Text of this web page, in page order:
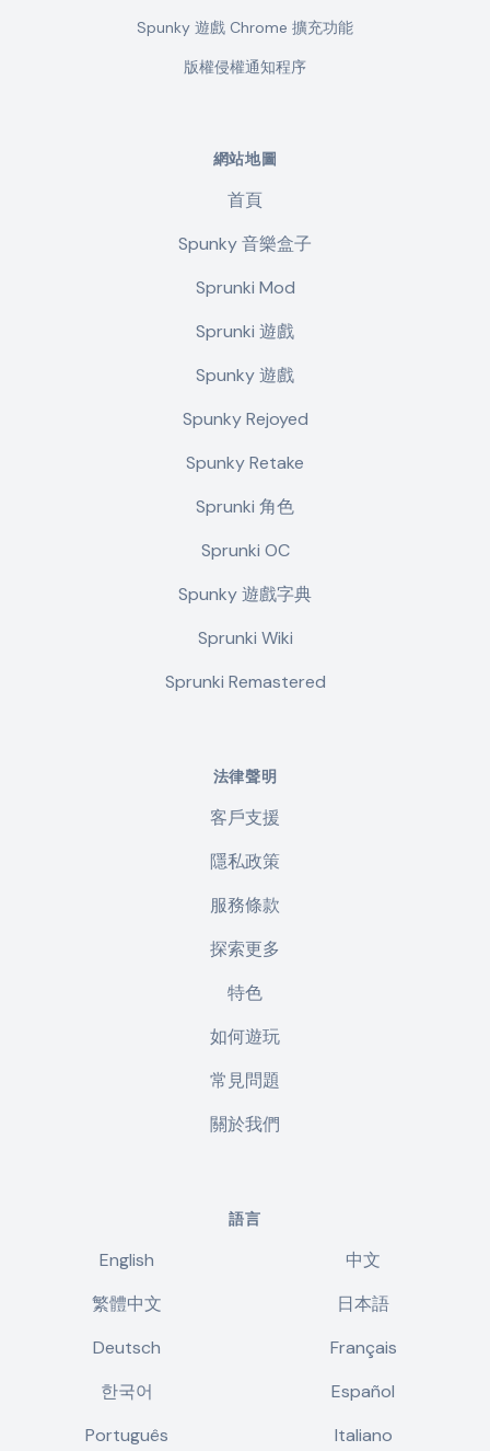
Spunky 遊戲 Chrome 擴充功能
版權侵權通知程序
網站地圖
首頁
Spunky 音樂盒子
Sprunki Mod
Sprunki 遊戲
Spunky 遊戲
Spunky Rejoyed
Spunky Retake
Sprunki 角色
Sprunki OC
Spunky 遊戲字典
Sprunki Wiki
Sprunki Remastered
法律聲明
客戶支援
隱私政策
服務條款
探索更多
特色
如何遊玩
常見問題
關於我們
語言
English
中文
繁體中文
日本語
Deutsch
Français
한국어
Español
Português
Italiano